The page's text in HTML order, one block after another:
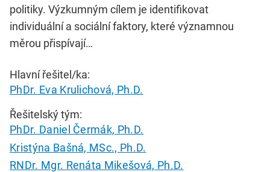
politiky. Výzkumným cílem je identifikovat
individuální a sociální faktory, které významnou
měrou přispívají…
Hlavní řešitel/ka:
PhDr. Eva Krulichová, Ph.D.
Řešitelský tým:
PhDr. Daniel Čermák, Ph.D.
Kristýna Bašná, MSc., Ph.D.
RNDr. Mgr. Renáta Mikešová, Ph.D.